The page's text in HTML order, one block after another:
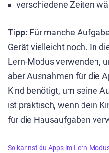
verschiedene Zeiten
Tipp: Für manche
Gerät vielleicht noch. In
Lern-Modus verwenden,
aber Ausnahmen für die
Kind benötigt, um seine
ist praktisch, wenn dein
für die Hausaufgaben
So kannst du Apps im Lern-